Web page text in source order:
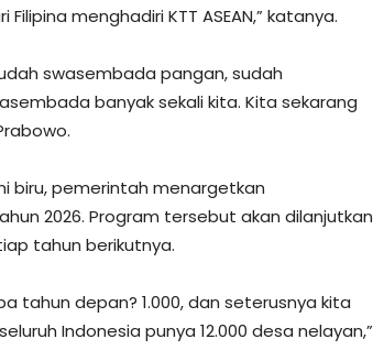
menghadiri KTT ASEAN,” katanya.
swasembada pangan, sudah
banyak sekali kita. Kita sekarang
biru, pemerintah menargetkan
2026. Program tersebut akan dilanjutkan
tahun berikutnya.
tahun depan? 1.000, dan seterusnya kita
Indonesia punya 12.000 desa nelayan,”